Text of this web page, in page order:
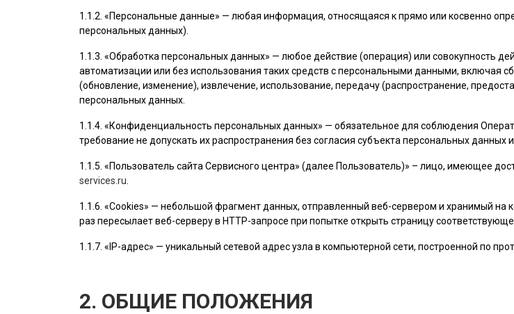
1.1.2. «Персональные данные» — любая информация, относящаяся к прямо или косвенно
персональных данных).
1.1.3. «Обработка персональных данных» — любое действие (операция) или совокупность
автоматизации или без использования таких средств с персональными данными, включая
(обновление, изменение), извлечение, использование, передачу (распространение,
персональных данных.
1.1.4. «Конфиденциальность персональных данных» — обязательное для соблюдения
требование не допускать их распространения без согласия субъекта персональных данных
1.1.5. «Пользователь сайта Сервисного центра» (далее Пользователь)» – лицо, имеющее
services.ru
1.1.6. «Cookies» — небольшой фрагмент данных, отправленный веб-сервером и хранимый на
раз пересылает веб-серверу в HTTP-запросе при попытке открыть страницу
1.1.7. «IP-адрес» — уникальный сетевой адрес узла в компьютерной сети, построенной по
2. ОБЩИЕ ПОЛОЖЕНИЯ